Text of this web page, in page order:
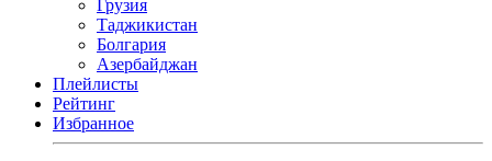
Грузия
Таджикистан
Болгария
Азербайджан
Плейлисты
Рейтинг
Избранное